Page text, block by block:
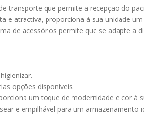
transporte que permite a recepção do
e atractiva, proporciona à sua unidade
de acessórios permite que se adapte a
opções disponíveis.
um toque de modernidade e cor à
e empilhável para um armazenamento